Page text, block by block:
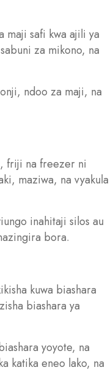
maji safi kwa ajili ya
za mikono, na
ndoo za maji, na
friji na freezer ni
maziwa, na vyakula
inahitaji silos au
bora.
kuwa biashara
biashara ya
yoyote, na
katika eneo lako, na